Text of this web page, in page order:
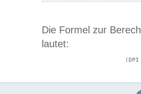
Die Formel zur
lautet: